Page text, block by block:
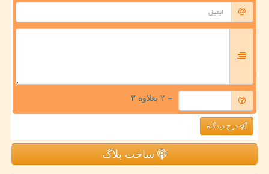
= ۲ بعلاوه ۳
درج دیدگاه
ساخت بلاگ